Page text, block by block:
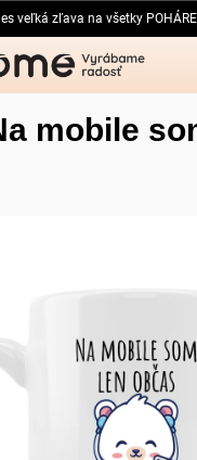
veľká zľava na všetky
mobile